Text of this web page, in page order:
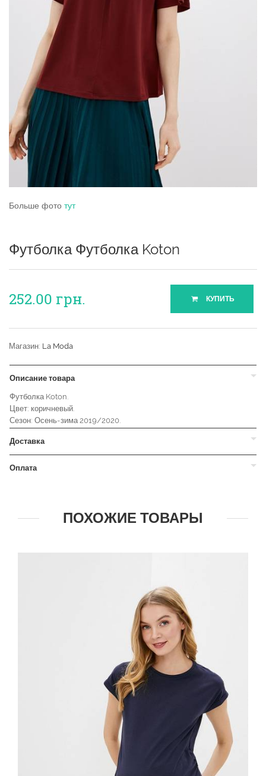
Больше фото тут
Футболка Футболка Koton
252.00 грн. КУПИТЬ
Магазин: La Moda
Описание товара
Футболка Koton.
Цвет: коричневый.
Сезон: Осень-зима 2019/2020.
Доставка
Оплата
ПОХОЖИЕ ТОВАРЫ